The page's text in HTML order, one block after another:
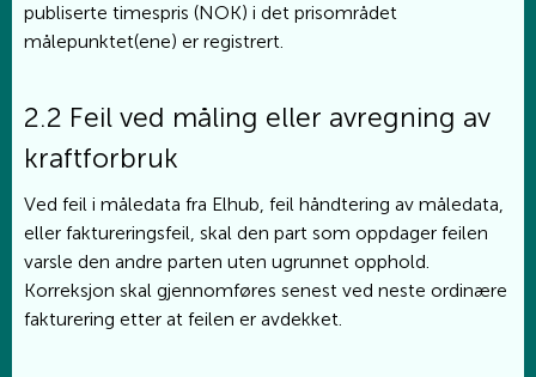
publiserte timespris (NOK) i det prisområdet
målepunktet(ene) er registrert.
2.2 Feil ved måling eller avregning av
kraftforbruk
Ved feil i måledata fra Elhub, feil håndtering av måledata,
eller faktureringsfeil, skal den part som oppdager feilen
varsle den andre parten uten ugrunnet opphold.
Korreksjon skal gjennomføres senest ved neste ordinære
fakturering etter at feilen er avdekket.